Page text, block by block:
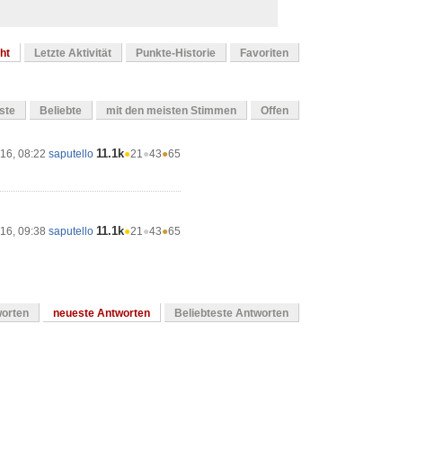
Letzte Aktivität Punkte-Historie Favoriten
Beliebte mit den meisten Stimmen Offen
08:22 saputello 11.1k●21●43●65
09:38 saputello 11.1k●21●43●65
neueste Antworten Beliebteste Antworten